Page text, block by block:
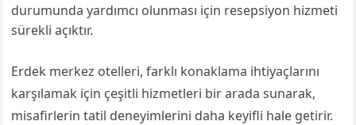
durumunda yardımcı olunması için resepsiyon hizmeti
sürekli açıktır.
Erdek merkez otelleri, farklı konaklama ihtiyaçlarını
karşılamak için çeşitli hizmetleri bir arada sunarak,
misafirlerin tatil deneyimlerini daha keyifli hale getirir.